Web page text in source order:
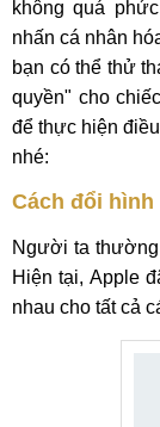
không quá
nhấn cá nhân
bạn có thể thử
quyền" cho
để thực hiện
nhé:
Cách đổi hình
Người ta thường
Hiện tại, Apple
nhau cho tất cả